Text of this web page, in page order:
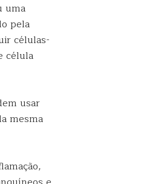
uma
pela
células-
célula
usar
mesma